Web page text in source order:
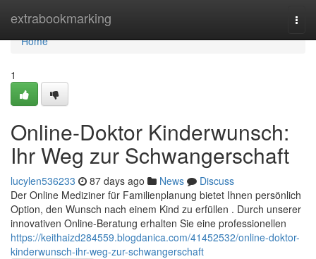
extrabookmarking
Home
Home
1
Online-Doktor Kinderwunsch:
Ihr Weg zur Schwangerschaft
lucylen536233 87 days ago News
Discuss
Der Online Mediziner für Familienplanung bietet Ihnen persönlich
Option, den Wunsch nach einem Kind zu erfüllen . Durch unserer
innovativen Online-Beratung erhalten Sie eine professionellen
https://keithaizd284559.blogdanica.com/41452532/online-doktor-
kinderwunsch-ihr-weg-zur-schwangerschaft